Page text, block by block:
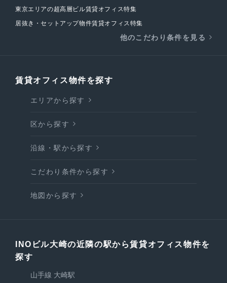
東京エリアの超高層ビル賃貸オフィス特集
居抜き・セットアップ物件賃貸オフィス特集
他のこだわり条件を見る
賃貸オフィス物件を探す
エリアから探す
区から探す
沿線・駅から探す
こだわり条件から探す
地図から探す
INOビル大崎の近隣の駅から賃貸オフィス物件を
探す
山手線 大崎駅